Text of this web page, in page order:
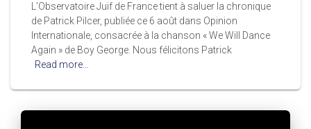
L’Observatoire Juif de France tient à saluer la chronique
de Patrick Pilcer, publiée ce 6 août dans Opinion
Internationale, consacrée à la chanson « We Will Dance
Again » de Boy George. Nous félicitons Patrick
Read more…